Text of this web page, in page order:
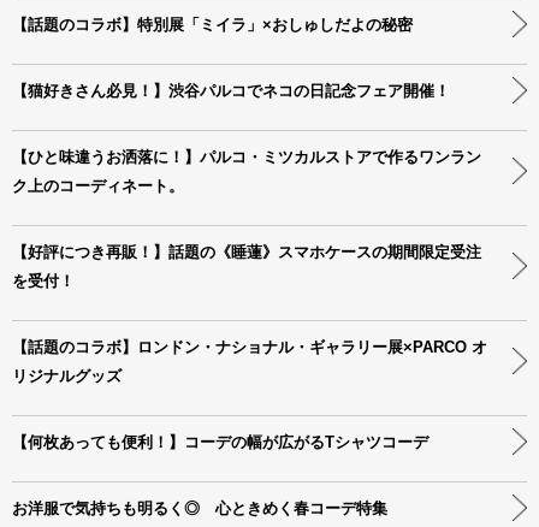
【話題のコラボ】特別展「ミイラ」×おしゅしだよの秘密
【猫好きさん必見！】渋谷パルコでネコの日記念フェア開催！
【ひと味違うお洒落に！】パルコ・ミツカルストアで作るワンラン
ク上のコーディネート。
【好評につき再販！】話題の《睡蓮》スマホケースの期間限定受注
を受付！
【話題のコラボ】ロンドン・ナショナル・ギャラリー展×PARCO オ
リジナルグッズ
【何枚あっても便利！】コーデの幅が広がるTシャツコーデ
お洋服で気持ちも明るく◎ 心ときめく春コーデ特集